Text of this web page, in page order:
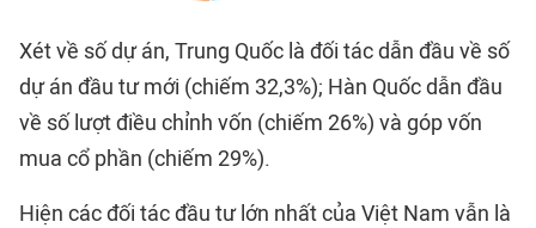
Xét về số dự án, Trung Quốc là đối tác dẫn đầu về số
dự án đầu tư mới (chiếm 32,3%); Hàn Quốc dẫn đầu
về số lượt điều chỉnh vốn (chiếm 26%) và góp vốn
mua cổ phần (chiếm 29%).
Hiện các đối tác đầu tư lớn nhất của Việt Nam vẫn là